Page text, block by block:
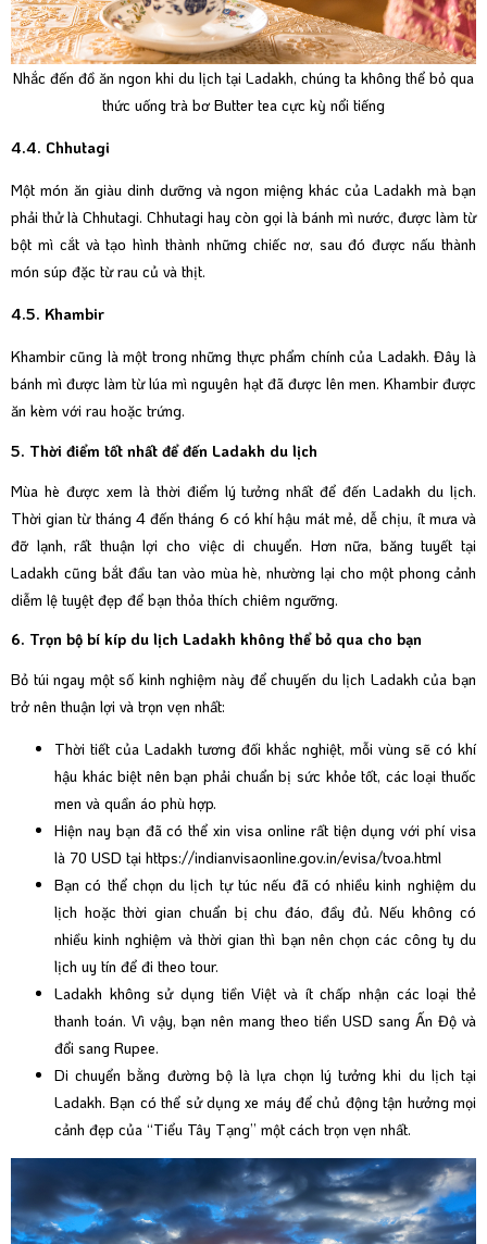
Nhắc đến đồ ăn ngon khi du lịch tại Ladakh, chúng ta không thể bỏ qua
thức uống trà bơ Butter tea cực kỳ nổi tiếng
4.4. Chhutagi
Một món ăn giàu dinh dưỡng và ngon miệng khác của Ladakh mà bạn
phải thử là Chhutagi. Chhutagi hay còn gọi là bánh mì nước, được làm từ
bột mì cắt và tạo hình thành những chiếc nơ, sau đó được nấu thành
món súp đặc từ rau củ và thịt.
4.5. Khambir
Khambir cũng là một trong những thực phẩm chính của Ladakh. Đây là
bánh mì được làm từ lúa mì nguyên hạt đã được lên men. Khambir được
ăn kèm với rau hoặc trứng.
5. Thời điểm tốt nhất để đến Ladakh du lịch
Mùa hè được xem là thời điểm lý tưởng nhất để đến Ladakh du lịch.
Thời gian từ tháng 4 đến tháng 6 có khí hậu mát mẻ, dễ chịu, ít mưa và
đỡ lạnh, rất thuận lợi cho việc di chuyển. Hơn nữa, băng tuyết tại
Ladakh cũng bắt đầu tan vào mùa hè, nhường lại cho một phong cảnh
diễm lệ tuyệt đẹp để bạn thỏa thích chiêm ngưỡng.
6. Trọn bộ bí kíp du lịch Ladakh không thể bỏ qua cho bạn
Bỏ túi ngay một số kinh nghiệm này để chuyến du lịch Ladakh của bạn
trở nên thuận lợi và trọn vẹn nhất:
Thời tiết của Ladakh tương đối khắc nghiệt, mỗi vùng sẽ có khí
hậu khác biệt nên bạn phải chuẩn bị sức khỏe tốt, các loại thuốc
men và quần áo phù hợp.
Hiện nay bạn đã có thể xin visa online rất tiện dụng với phí visa
là 70 USD tại https://indianvisaonline.gov.in/evisa/tvoa.html
Bạn có thể chọn du lịch tự túc nếu đã có nhiều kinh nghiệm du
lịch hoặc thời gian chuẩn bị chu đáo, đầy đủ. Nếu không có
nhiều kinh nghiệm và thời gian thì bạn nên chọn các công ty du
lịch uy tín để đi theo tour.
Ladakh không sử dụng tiền Việt và ít chấp nhận các loại thẻ
thanh toán. Vì vậy, bạn nên mang theo tiền USD sang Ấn Độ và
đổi sang Rupee.
Di chuyển bằng đường bộ là lựa chọn lý tưởng khi du lịch tại
Ladakh. Bạn có thể sử dụng xe máy để chủ động tận hưởng mọi
cảnh đẹp của “Tiểu Tây Tạng” một cách trọn vẹn nhất.